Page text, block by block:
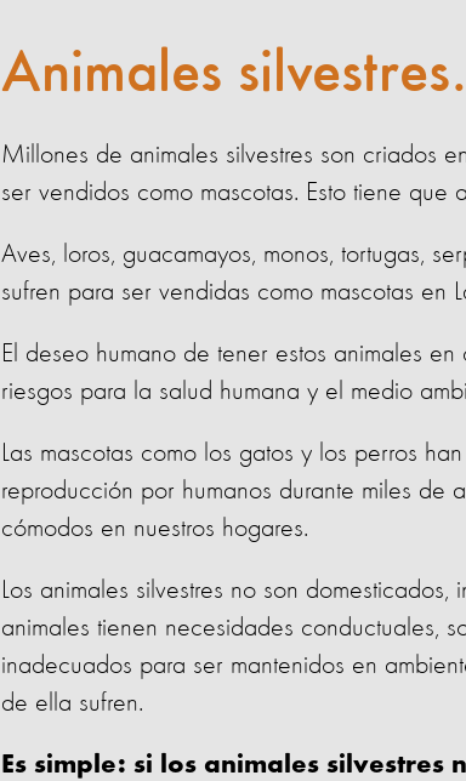
Animales
Millones de animales silvestres son criados
ser vendidos como mascotas. Esto tiene que
Aves, loros, guacamayos, monos, tortugas,
sufren para ser vendidas como mascotas en
El deseo humano de tener estos animales
riesgos para la salud humana y el medio
Las mascotas como los gatos y los perros
reproducción por humanos durante miles de
cómodos en nuestros hogares.
Los animales silvestres no son
animales tienen necesidades conductuales,
inadecuados para ser mantenidos en
de ella sufren.
Es simple: si los animales